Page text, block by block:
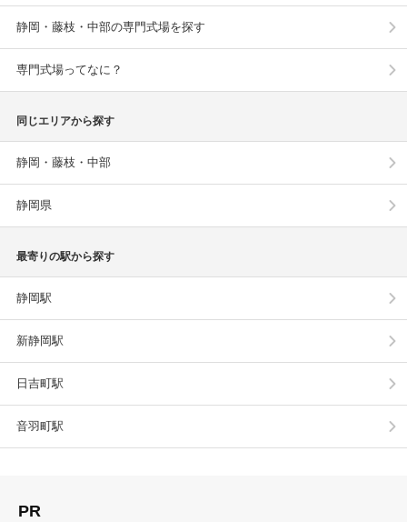
静岡・藤枝・中部の専門式場を探す
専門式場ってなに？
同じエリアから探す
静岡・藤枝・中部
静岡県
最寄りの駅から探す
静岡駅
新静岡駅
日吉町駅
音羽町駅
PR